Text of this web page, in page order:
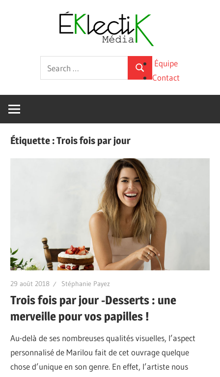
toutes
ses
formes
for:
Search
Équipe
Contact
Étiquette :Trois fois par jour
29 août 2018 Stéphanie Payez
Trois fois par jour -Desserts : une
merveille pour vos papilles !
Au-delà de ses nombreuses qualités visuelles, l’aspect
personnalisé de Marilou fait de cet ouvrage quelque
chose d’unique en son genre. En effet, l’artiste nous